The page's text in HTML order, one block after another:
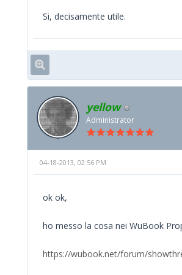
Si, decisamente utile.
yellow
Administrator
04-18-2013, 02:56 PM
ok ok,
ho messo la cosa nei WuBook
https://wubook.net/forum/